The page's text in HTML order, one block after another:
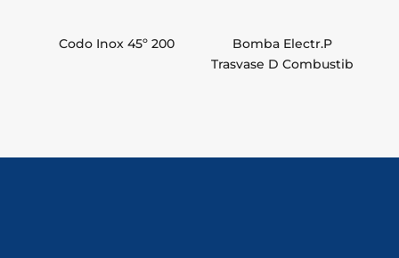
Codo Inox 45º 200
Bomba Electr.P
Trasvase D Combustib